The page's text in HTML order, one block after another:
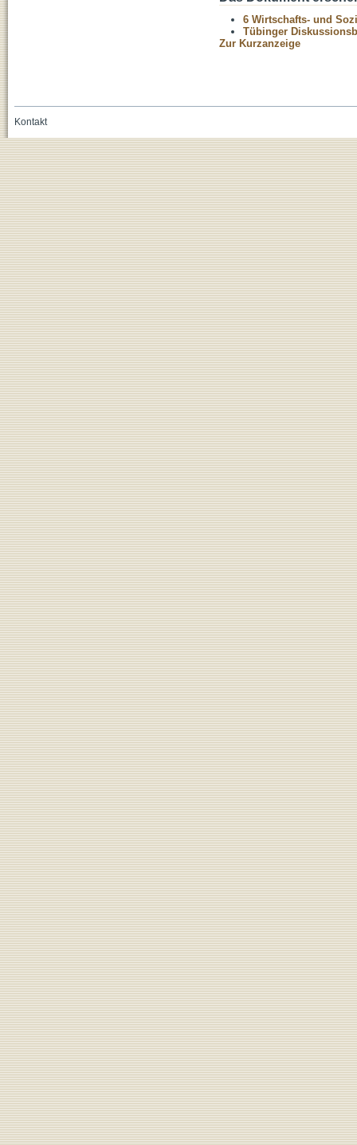
6 Wirtschafts- und
Tübinger
Zur Kurzanzeige
Kontakt